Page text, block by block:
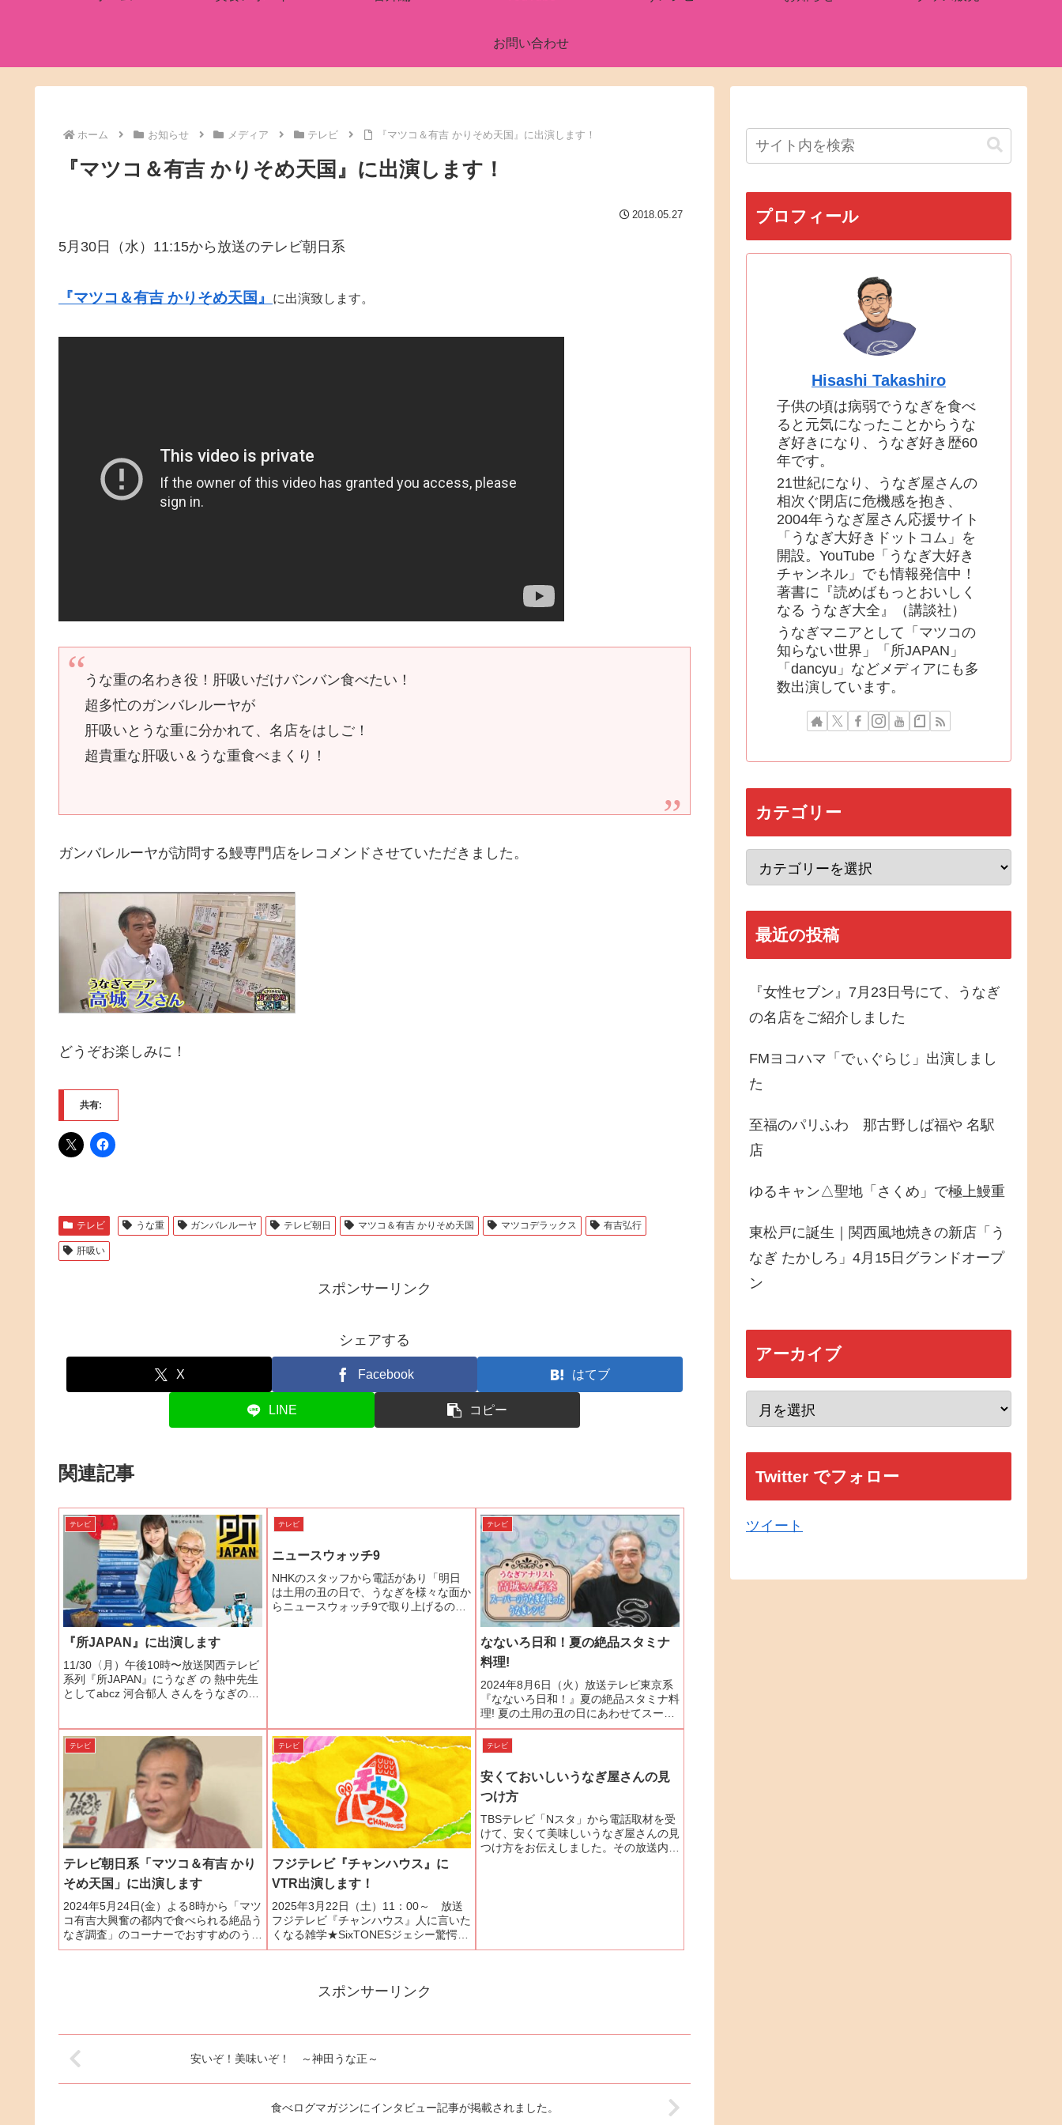
お問い合わせ
ホーム お知らせ メディア テレビ 『マツコ＆有吉 かりそめ天国』に出演します！
『マツコ＆有吉 かりそめ天国』に出演します！
2018.05.27
5月30日（水）11:15から放送のテレビ朝日系
『マツコ＆有吉 かりそめ天国』 に出演致します。
うな重の名わき役！肝吸いだけバンバン食べたい！
超多忙のガンバレルーヤが
肝吸いとうな重に分かれて、名店をはしご！
超貴重な肝吸い＆うな重食べまくり！
ガンバレルーヤが訪問する鰻専門店をレコメンドさせていただきました。
どうぞお楽しみに！
共有:
テレビ うな重 ガンバレルーヤ テレビ朝日 マツコ＆有吉 かりそめ天国 マツコデラックス 有吉弘行
肝吸い
スポンサーリンク
シェアする
X Facebook はてブ
LINE コピー
関連記事
テレビ
『所JAPAN』に出演します
11/30〈月）午後10時〜放送関西テレビ
系列『所JAPAN』にうなぎ の 熱中先生
としてabcz 河合郁人 さんをうなぎの世
テレビ
ニュースウォッチ9
NHKのスタッフから電話があり「明日
は土用の丑の日で、うなぎを様々な面か
らニュースウォッチ9で取り上げるの
テレビ
なないろ日和！夏の絶品スタミナ
料理!
2024年8月6日（火）放送テレビ東京系
『なないろ日和！』夏の絶品スタミナ料
理! 夏の土用の丑の日にあわせてスーパ
ーマーケット販売されるこだわりのうな
ぎの蒲焼をご自宅でさらに美味しく食べ
る方法夏にピッタリ！スーパーのうなぎ
を使ったうなぎレシ...
テレビ
テレビ朝日系「マツコ＆有吉 かり
そめ天国」に出演します
2024年5月24日(金）よる8時から「マツ
コ有吉大興奮の都内で食べられる絶品う
なぎ調査」のコーナーでおすすめのうな
ぎ屋さんを紹介します。ご都合の合う方
テレビ
フジテレビ『チャンハウス』に
VTR出演します！
2025年3月22日（土）11：00～ 放送
フジテレビ『チャンハウス』人に言いた
くなる雑学★SixTONESジェシー驚愕！
うなぎのタレ継ぎ足し200年のコーナー
テレビ
安くておいしいうなぎ屋さんの見
つけ方
TBSテレビ「Nスタ」から電話取材を受
けて、安くて美味しいうなぎ屋さんの見
つけ方をお伝えしました。その放送内容
スポンサーリンク
安いぞ！美味いぞ！ ～神田うな正～
食べログマガジンにインタビュー記事が掲載されました。
プロフィール
Hisashi Takashiro
子供の頃は病弱でうなぎを食べ
ると元気になったことからうな
ぎ好きになり、うなぎ好き歴60
年です。
21世紀になり、うなぎ屋さんの
相次ぐ閉店に危機感を抱き、
2004年うなぎ屋さん応援サイト
「うなぎ大好きドットコム」を
開設。YouTube「うなぎ大好き
チャンネル」でも情報発信中！
著書に『読めばもっとおいしく
なる うなぎ大全』（講談社）
うなぎマニアとして「マツコの
知らない世界」「所JAPAN」
「dancyu」などメディアにも多
数出演しています。
カテゴリー
最近の投稿
『女性セブン』7月23日号にて、うなぎ
の名店をご紹介しました
FMヨコハマ「でぃぐらじ」出演しまし
た
至福のパリふわ 那古野しば福や 名駅
店
ゆるキャン△聖地「さくめ」で極上鰻重
東松戸に誕生｜関西風地焼きの新店「う
なぎ たかしろ」4月15日グランドオープ
ン
アーカイブ
Twitter でフォロー
ツイート